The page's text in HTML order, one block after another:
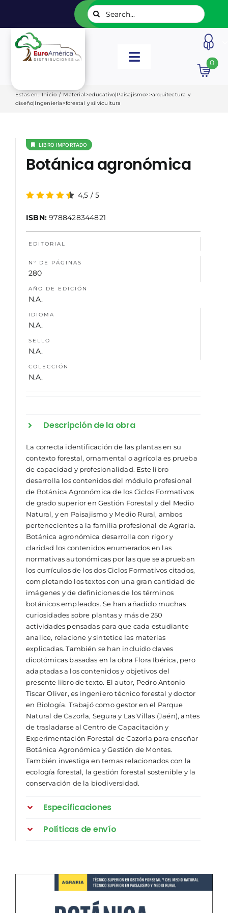
contenido
Buscar:
Toggle
INICIO
EDITORIALES
LISTADOS
0
Estas en: Inicio / Material>educativo|Paisajismo>>arquitectura y
diseño|Ingeniería>forestal y silvicultura
LIBRO IMPORTADO
Botánica agronómica
4,5 /5
ISBN:9788428344821
EDITORIAL
N° DE PÁGINAS
280
AÑO DE EDICIÓN
N.A.
IDIOMA
N.A.
SELLO
N.A.
COLECCIÓN
N.A.
Descripción de la obra
La correcta identificación de las plantas en su
contexto forestal, ornamental o agrícola es prueba
de capacidad y profesionalidad. Este libro
desarrolla los contenidos del módulo profesional
de Botánica Agronómica de los Ciclos Formativos
de grado superior en Gestión Forestal y del Medio
Natural, y en Paisajismo y Medio Rural, ambos
pertenecientes a la familia profesional de Agraria.
Botánica agronómica desarrolla con rigor y
claridad los contenidos enumerados en las
normativas autonómicas por las que se aprueban
los currículos de los dos Ciclos Formativos citados,
completando los textos con una gran cantidad de
imágenes y de definiciones de los términos
botánicos empleados. Se han añadido muchas
curiosidades sobre plantas y más de 250
actividades pensadas para que cada estudiante
analice, relacione y sintetice las materias
explicadas. También se han incluido claves
dicotómicas basadas en la obra Flora Ibérica, pero
adaptadas a los contenidos y objetivos del
presente libro de texto. El autor, Pedro Antonio
Tíscar Oliver, es ingeniero técnico forestal y doctor
en Biología. Trabajó como gestor en el Parque
Natural de Cazorla, Segura y Las Villas (Jaén), antes
de trasladarse al Centro de Capacitación y
Experimentación Forestal de Cazorla para enseñar
Botánica Agronómica y Gestión de Montes.
También investiga en temas relacionados con la
ecología forestal, la gestión forestal sostenible y la
conservación de la biodiversidad.
Especificaciones
Políticas de envío